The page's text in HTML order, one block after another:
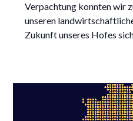
Verpachtung konnten wir
unseren
Zukunft unseres Hofes